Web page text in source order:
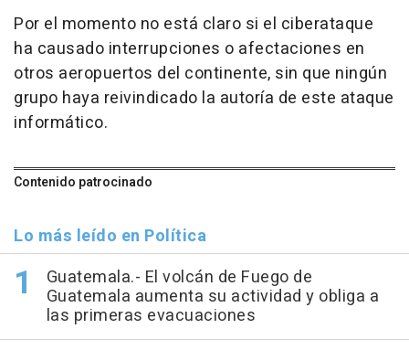
Por el momento no está claro si el ciberataque
ha causado interrupciones o afectaciones en
otros aeropuertos del continente, sin que ningún
grupo haya reivindicado la autoría de este ataque
informático.
Contenido patrocinado
Lo más leído en Política
Guatemala.- El volcán de Fuego de
Guatemala aumenta su actividad y obliga a
las primeras evacuaciones